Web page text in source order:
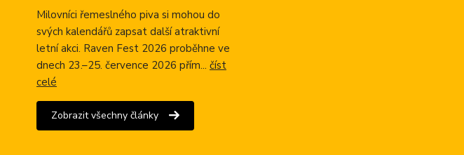
Milovníci řemeslného piva si mohou do
svých kalendářů zapsat další atraktivní
letní akci. Raven Fest 2026 proběhne ve
dnech 23.–25. července 2026 přím... číst
celé
Zobrazit všechny články